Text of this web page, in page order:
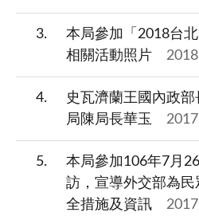
3
本局參加「2018台
相關活動照片
4
史瓦濟蘭王國內政
局陳局長華玉
5
本局參加106年7月
訪，宣導外交部為
全措施及資訊